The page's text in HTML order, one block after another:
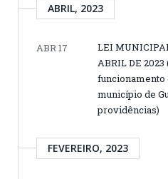
ABRIL, 2023
ABR 17
LEI
ABRIL DE
funcionamento
município de
providências)
FEVEREIRO, 2023